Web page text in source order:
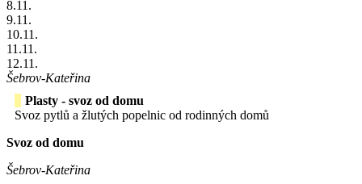
8.11.
9.11.
10.11.
11 .11.
12.11.
Šebrov-Kateřina
Plasty - svoz od domu
Svoz pytlů a žlutých popelnic od rodinných domů
Svoz od domu
Šebrov-Kateřina